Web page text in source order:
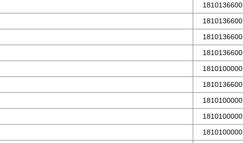
1810136600
1810136600
1810136600
1810136600
1810100000
1810136600
1810100000
1810100000
1810100000